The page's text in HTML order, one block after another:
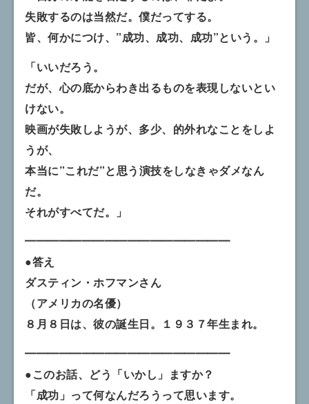
失敗するのは当然だ。僕だってする。
皆、何かにつけ、”成功、成功、成功”という。」
「いいだろう。
だが、心の底からわき出るものを表現しないとい
けない。
映画が失敗しようが、多少、的外れなことをしよ
うが、
本当に”これだ”と思う演技をしなきゃダメなん
だ。
それがすべてだ。」
━━━━━━━━━━━━━━━━━━
●答え
ダスティン・ホフマンさん
（アメリカの名優）
８月８日は、彼の誕生日。１９３７年生まれ。
━━━━━━━━━━━━━━━━━━
●このお話、どう「いかし」ますか？
「成功」って何なんだろうって思います。